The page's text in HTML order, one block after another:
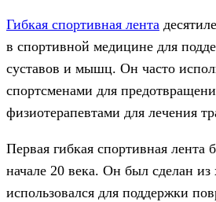
Гибкая спортивная лента
в спортивной медицине для
суставов и мышц. Он часто
спортсменами для
физиотерапевтами для лечения
Первая гибкая спортивная лента
начале 20 века. Он был сделан из
использовался для поддержки